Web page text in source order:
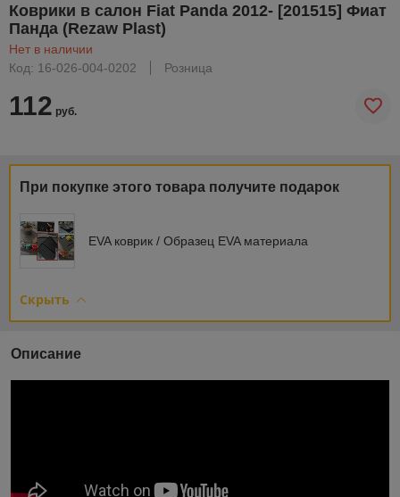
Коврики в салон Fiat Panda 2012- [201515] Фиат
Панда (Rezaw Plast)
Нет в наличии
Код: 16-026-004-0202
Розница
112 руб.
При покупке этого товара получите подарок
EVA коврик / Образец EVA материала
Скрыть
Описание